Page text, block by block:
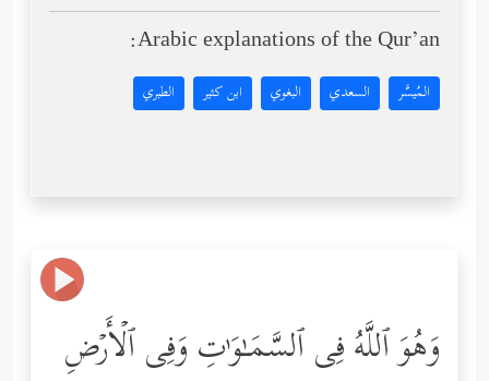
Arabic explanations of the Qur’an:
المُيسَّر السعدي البغوي ابن كثير الطبري
وَهُوَ ٱللَّهُ فِی ٱلسَّمَـٰوَ ٰ⁠تِ وَفِی ٱلۡأَرۡضِ